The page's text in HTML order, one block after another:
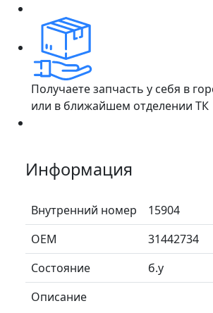
Получаете запчасть у себя в
или в ближайшем отделении ТК
Информация
Внутренний номер
15904
ОЕМ
31442734
Состояние
б.у
Описание